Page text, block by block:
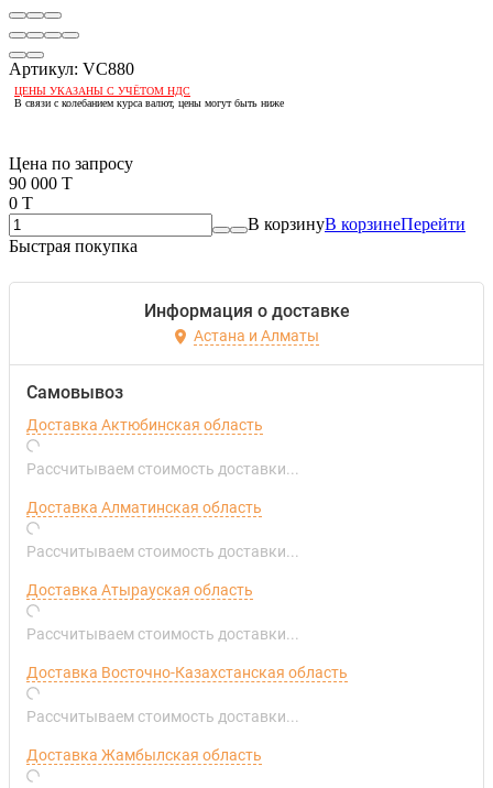
Артикул: VC880
ЦЕНЫ УКАЗАНЫ С УЧЁТОМ НДС
В связи с колебанием курса валют, цены могут быть ниже
Цена по запросу
90 000 T
0 T
В корзинуВ корзинеПерейти
Быстрая покупка
Информация о доставке
Астана и Алматы
Самовывоз
Доставка Актюбинская область
Рассчитываем стоимость доставки...
Доставка Алматинская область
Рассчитываем стоимость доставки...
Доставка Атырауская область
Рассчитываем стоимость доставки...
Доставка Восточно-Казахстанская область
Рассчитываем стоимость доставки...
Доставка Жамбылская область